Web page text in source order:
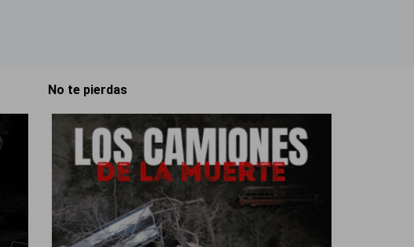
No te pierdas